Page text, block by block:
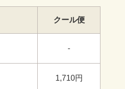
クール便
-
1,710円